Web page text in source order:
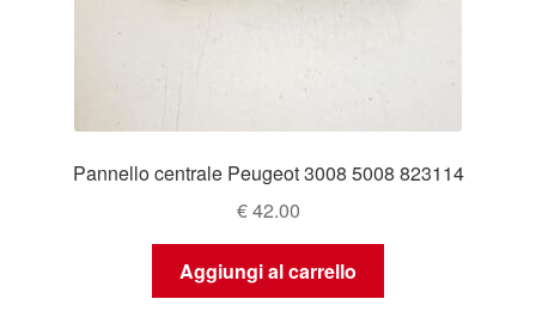
Pannello centrale Peugeot 3008 5008 823114
€42.00
Aggiungi al carrello